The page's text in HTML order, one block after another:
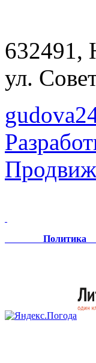
632491,
ул.
Политика